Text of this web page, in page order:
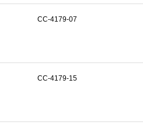
CC-4179-07
CC-4179-15